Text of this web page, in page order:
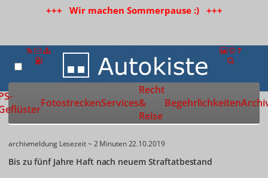
+++ Wir machen Sommerpause :) +++
Zur Startseite
FotostreckenServices
Recht
&
Reise
Begehrlichkeiten
archivmeldung Lesezeit ~ 2 Minuten22.10.2019
Bis zu fünf Jahre Haft nach neuem Straftatbestand